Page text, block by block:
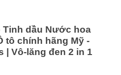
Tinh dầu Nước hoa
tô chính hãng Mỹ -
| Vô-lăng đen 2 in 1